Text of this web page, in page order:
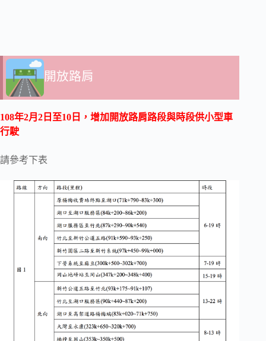
開放路肩
108年2月2日至10日 ，增加開放路肩路段與時段供小型車
行駛
請參考下表